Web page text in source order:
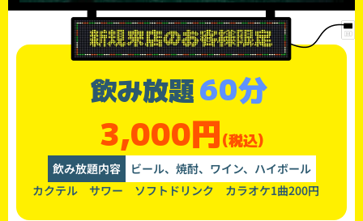
飲み放題60分
3,000円(税込)
飲み放題内容
ビール、焼酎、ワイン、ハイボール
カクテル サワー ソフトドリンク カラオケ1曲200円